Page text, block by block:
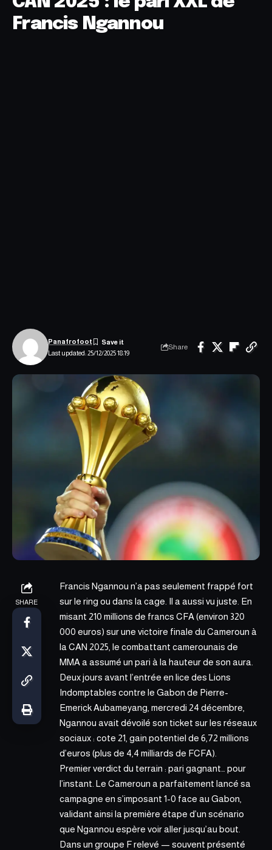
Francis Ngannou
Last updated: 25/12/2025 18:19
Panafrofoot
Share
SHARE
Francis Ngannou n’a pas seulement frappé fort
sur le ring ou dans la cage. Il a aussi vu juste. En
misant 210 millions de francs CFA (environ 320
000 euros) sur une victoire finale du Cameroun à
la CAN 2025 , le combattant camerounais de
MMA a assumé un pari à la hauteur de son aura.
Deux jours avant l’entrée en lice des Lions
Indomptables contre le Gabon de Pierre-
Emerick Aubameyang, mercredi 24 décembre,
Ngannou avait dévoilé son ticket sur les réseaux
sociaux : cote 21, gain potentiel de 6,72 millions
d’euros (plus de 4,4 milliards de FCFA).
Premier verdict du terrain : pari gagnant… pour
l’instant. Le Cameroun a parfaitement lancé sa
campagne en s’imposant 1-0 face au Gabon,
validant ainsi la première étape d’un scénario
que Ngannou espère voir aller jusqu’au bout.
Dans un groupe F relevé — souvent présenté